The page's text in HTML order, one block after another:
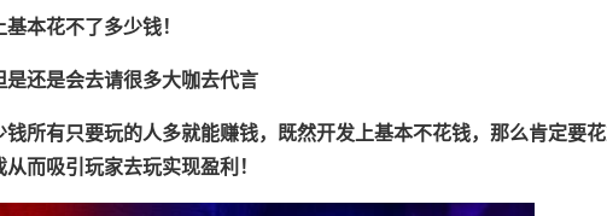
本花不了多少钱！
还是会去请很多大咖去代言
所有只要玩的人多就能赚钱，既然开发上基本不花钱，那么肯定要
而吸引玩家去玩实现盈利！